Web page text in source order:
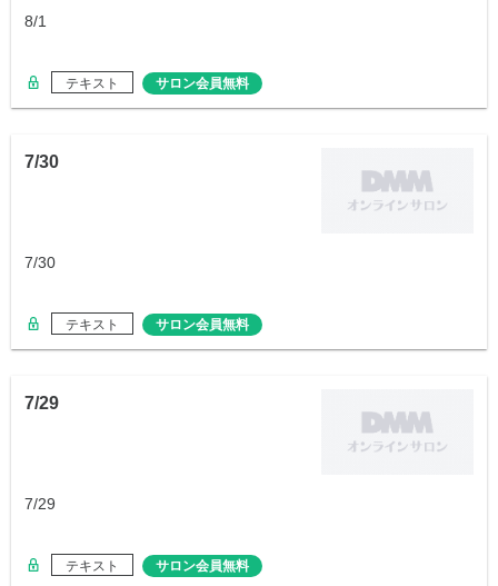
8/1
テキスト サロン会員無料
7/30
7/30
テキスト サロン会員無料
7/29
7/29
テキスト サロン会員無料